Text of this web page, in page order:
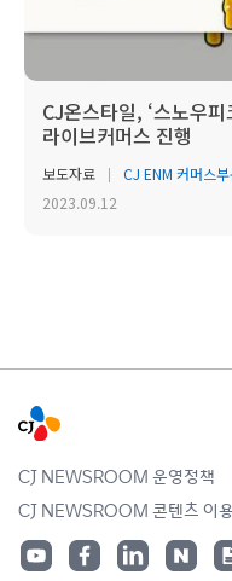
CJ온스타일, ‘스노우
라이브커머스 진행
보도자료
CJ ENM 커머스
2023.09.12
CJ NEWSROOM 운영정책
CJ NEWSROOM 콘텐츠 이